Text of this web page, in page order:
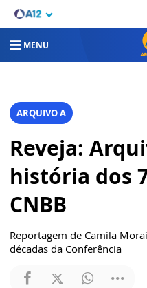
MENU
ARQUIVO A
Reveja:
história dos
CNBB
Reportagem de Camila
décadas da Conferência